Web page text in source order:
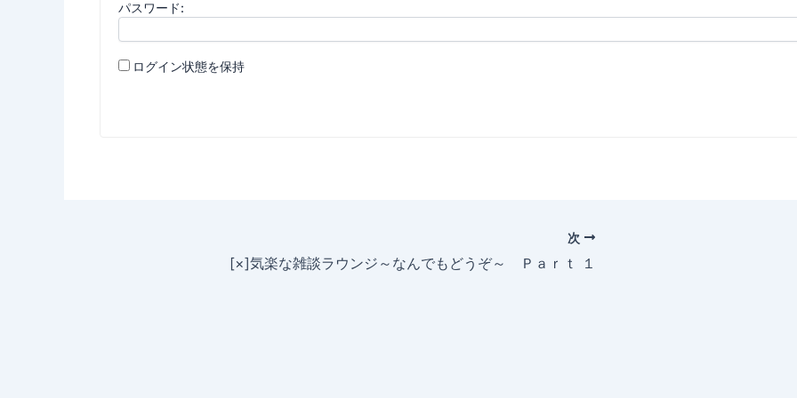
パスワード:
ログイン状態を保持
次
[×]気楽な雑談ラウンジ～なんでもどうぞ～ Ｐａｒｔ １